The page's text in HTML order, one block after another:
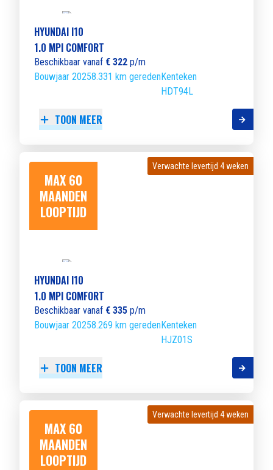
HYUNDAI I10
1.0 MPI COMFORT
Beschikbaar vanaf € 322 p/m
Bouwjaar 20258.331 km geredenKenteken
HDT94L
TOON MEER
MAX 60
MAANDEN
LOOPTIJD
Verwachte levertijd 4 weken
Verwachte levertijd 4 weken
HYUNDAI I10
1.0 MPI COMFORT
Beschikbaar vanaf € 335 p/m
Bouwjaar 20258.269 km geredenKenteken
HJZ01S
TOON MEER
MAX 60
MAANDEN
LOOPTIJD
Verwachte levertijd 4 weken
Verwachte levertijd 4 weken